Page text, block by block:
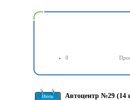
0
Июль Автоцентр №29 (14